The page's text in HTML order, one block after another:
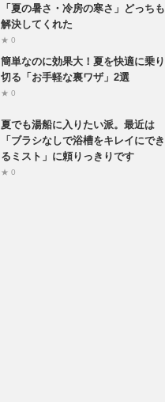
「夏の暑さ・冷房の寒さ」どっちも
解決してくれた
★ 0
簡単なのに効果大！夏を快適に乗り
切る「お手軽な裏ワザ」2選
★ 0
夏でも湯船に入りたい派。最近は
「ブラシなしで浴槽をキレイにでき
るミスト」に頼りっきりです
★ 0